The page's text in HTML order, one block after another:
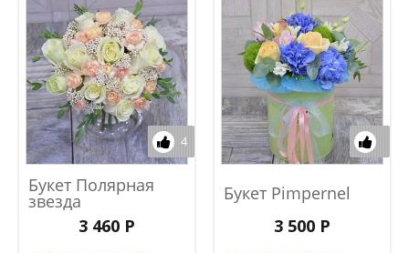
4
Букет Полярная
звезда
3 460 Р
Букет Pimpernel
3 500 Р